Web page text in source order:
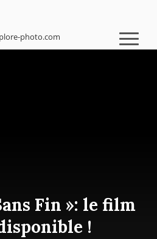
Fin »: le film
!